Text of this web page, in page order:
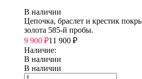
В наличии
Цепочка, браслет и крестик
золота 585-й пробы.
9 900 ₽11 900 ₽
Наличие:
В наличии
В наличии